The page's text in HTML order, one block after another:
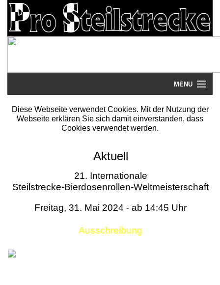
MENU
Startseite
Literatur
Termine
Diese Webseite verwendet Cookies. Mit der Nutzung der
Webseite erklären Sie sich damit einverstanden, dass
Cookies verwendet werden.
Aktuell
21. Internationale
Steilstrecke-Bierdosenrollen-Weltmeisterschaft
Freitag, 31. Mai 2024 - ab 14:45 Uhr
Ausschreibung